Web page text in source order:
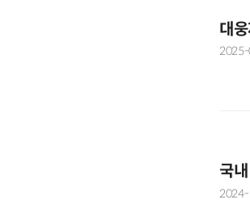
대
국